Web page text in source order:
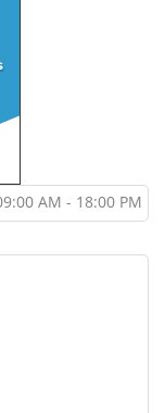
AM - 18:00 PM